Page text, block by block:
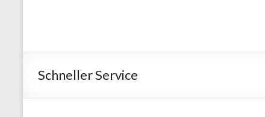
Schneller Service